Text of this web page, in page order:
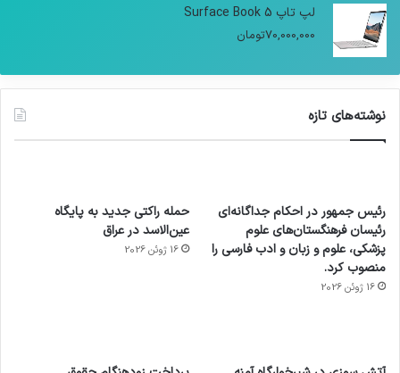
لپ تاپ Surface Book 5
70,000,000تومان
نوشته‌های تازه
رئیس جمهور در احکام جداگانه‌ای
رئیسان فرهنگستان‌های علوم
پزشکی، علوم و زبان و ادب فارسی را
منصوب کرد.
16 ژوئن 2026
حمله راکتی جدید به پایگاه
عین‌الاسد در عراق
16 ژوئن 2026
برای
مجازی
با طعم
های